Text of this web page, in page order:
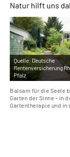
Natur hilft uns
Quelle: Deutsche
Rentenversicherung
Pfalz
Balsam für die Seele
Garten der Sinne – in
Gartentherapie und in